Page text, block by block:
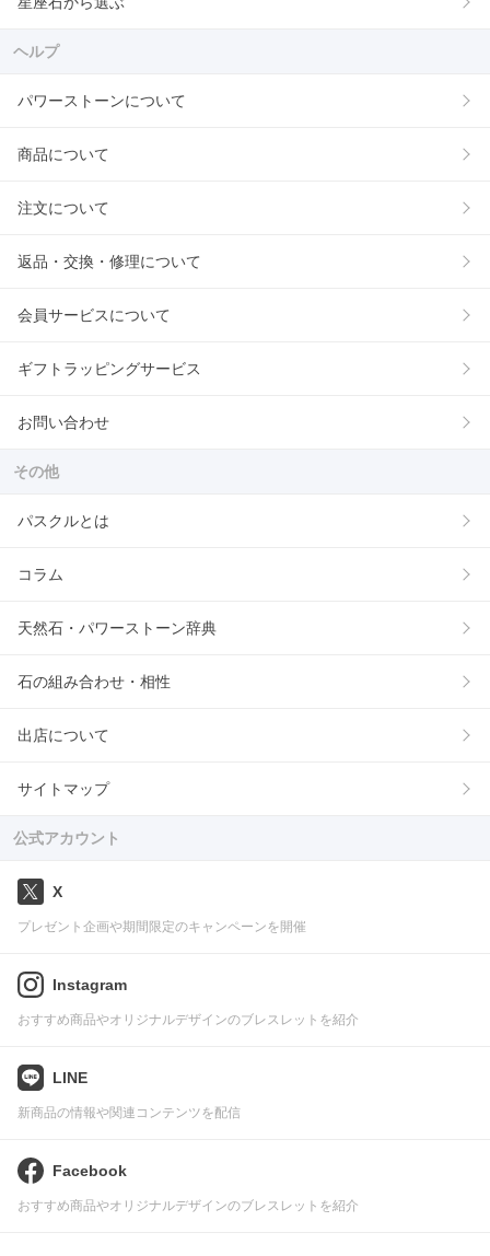
ヘルプ
パワーストーンについて
商品について
注文について
返品・交換・修理について
会員サービスについて
ギフトラッピングサービス
お問い合わせ
その他
パスクルとは
コラム
天然石・パワーストーン辞典
石の組み合わせ・相性
出店について
サイトマップ
公式アカウント
X
プレゼント企画や期間限定のキャンペーンを開催
Instagram
おすすめ商品やオリジナルデザインのブレスレットを紹介
LINE
新商品の情報や関連コンテンツを配信
Facebook
おすすめ商品やオリジナルデザインのブレスレットを紹介